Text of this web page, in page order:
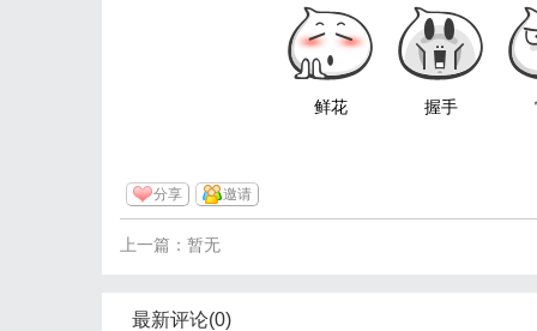
鲜花 握手
分享 邀请
上一篇：暂无
最新评论(0)